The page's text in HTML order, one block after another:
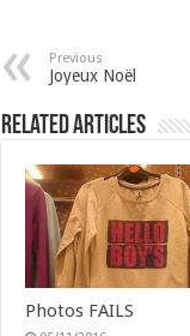
Previous
Joyeux Noël
Related Articles
Photos FAILS